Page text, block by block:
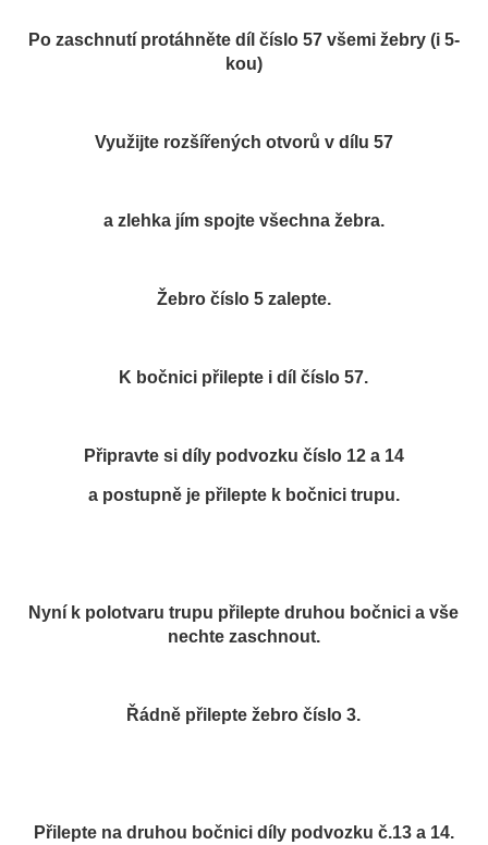
Po zaschnutí protáhněte díl číslo 57 všemi žebry (i 5-
kou)
Využijte rozšířených otvorů v dílu 57
a zlehka jím spojte všechna žebra.
Žebro číslo 5 zalepte.
K bočnici přilepte i díl číslo 57.
Připravte si díly podvozku číslo 12 a 14
a postupně je přilepte k bočnici trupu.
Nyní k polotvaru trupu přilepte druhou bočnici a vše
nechte zaschnout.
Řádně přilepte žebro číslo 3.
Přilepte na druhou bočnici díly podvozku č.13 a 14.